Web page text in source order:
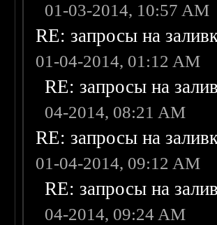
01-03-2014, 10:57 AM
RE: запросы на
01-04-2014, 01:12 AM
RE: запросы на
04-2014, 08:21 AM
RE: запросы на
01-04-2014, 09:12 AM
RE: запросы на
04-2014, 09:24 AM